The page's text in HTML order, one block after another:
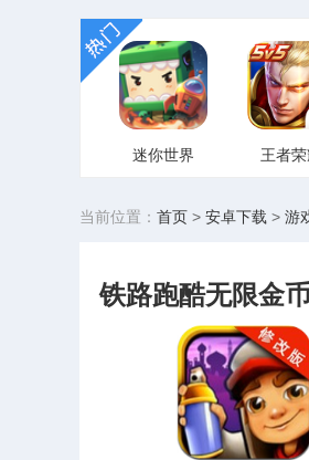
迷你世界 王者
当前位置： 首页 > 安卓下载 > 游
铁路跑酷无限金